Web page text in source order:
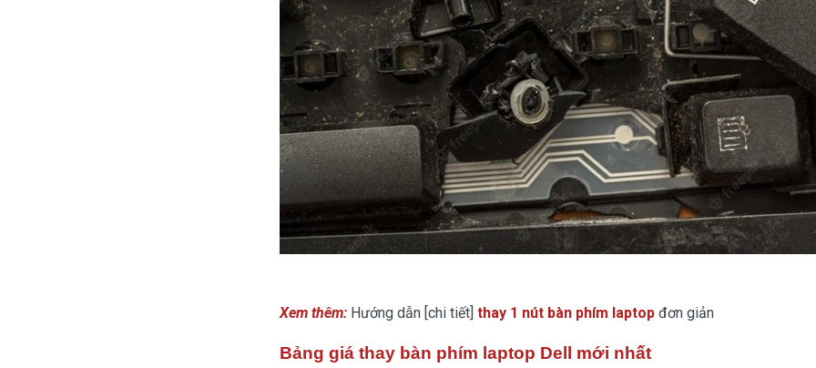
Xem thêm: Hướng dẫn [chi tiết] thay 1 nút bàn phím laptop đơn giản
Bảng giá thay bàn phím laptop Dell mới nhất